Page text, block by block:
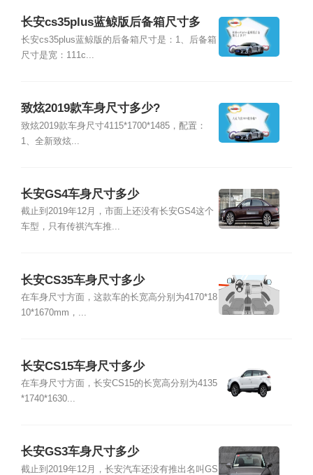
长安cs35plus蓝鲸版后备箱尺寸多
少?
长安cs35plus蓝鲸版的后备箱尺寸是：1、后备箱
尺寸是宽：111c...
致炫2019款车身尺寸多少?
致炫2019款车身尺寸4115*1700*1485，配置：
1、全新致炫...
长安GS4车身尺寸多少
截止到2019年12月，市面上还没有长安GS4这个
车型，只有传祺汽车推...
长安CS35车身尺寸多少
在车身尺寸方面，这款车的长宽高分别为4170*18
10*1670mm，...
长安CS15车身尺寸多少
在车身尺寸方面，长安CS15的长宽高分别为4135
*1740*1630...
长安GS3车身尺寸多少
截止到2019年12月，长安汽车还没有推出名叫GS